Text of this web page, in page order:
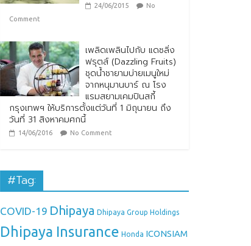
24/06/2015
No
Comment
เพลิดเพลินไปกับ แดซลิ่ง
ฟรุตส์ (Dazzling Fruits)
ชุดน้ำชายามบ่ายเมนูใหม่
จากหนุมานบาร์ ณ โรง
แรมสยามเคมปินสกี้
กรุงเทพฯ ให้บริการตั้งแต่วันที่ 1 มิถุนายน ถึง
วันที่ 31 สิงหาคมศกนี้
14/06/2016 No Comment
#Tag:
COVID-19 Dhipaya Dhipaya Group Holdings
Dhipaya Insurance Honda ICONSIAM